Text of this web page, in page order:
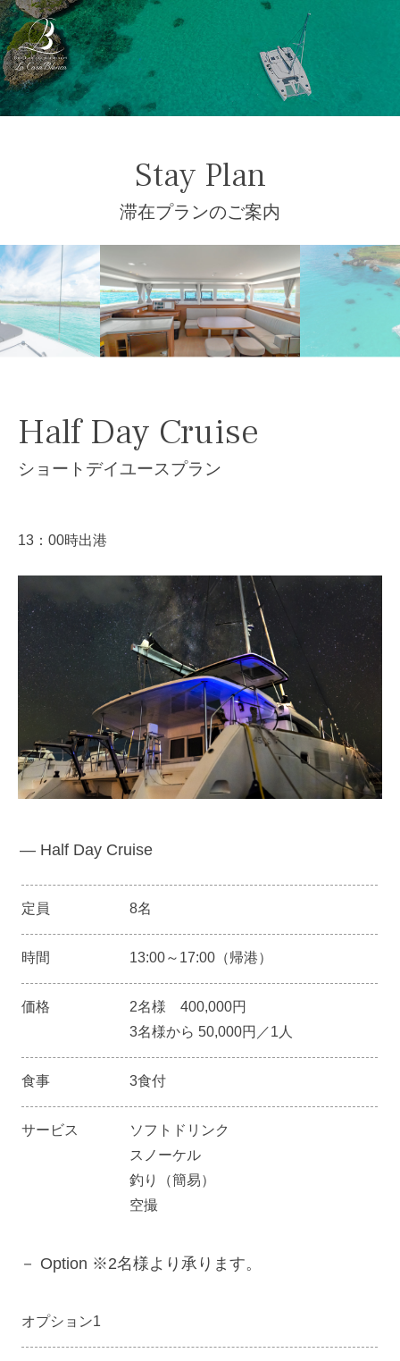
ご案内 INFORMATION
プラン
概要 OUTLINE
お問い合わせ
Stay Plan
滞在プランのご案内
Half Day Cruise
ショートデイユースプラン
13：00時出港
― Half Day Cruise
定員 8名
時間 13:00～17:00（帰港）
価格
2名様 400,000円
3名様から 50,000円／1人
食事 3食付
サービス
ソフトドリンク
スノーケル
釣り（簡易）
空撮
－ Option ※2名様より承ります。
オプション1